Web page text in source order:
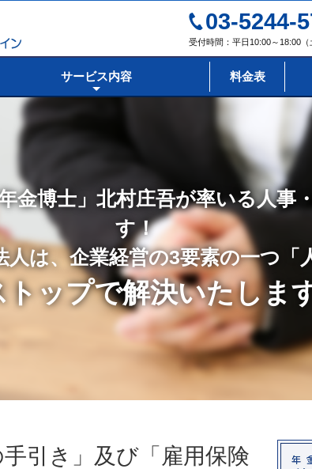
03-5244-
受付時間：平日10:00～18:00（
サービス内容 料金表
金博士」北村庄吾が率いる人事
す！
は、企業経営の3要素の一つ「
ップで解決いたします
手引き」及び「雇用保険